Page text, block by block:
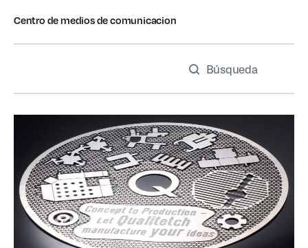
Centro de medios de comunicacion